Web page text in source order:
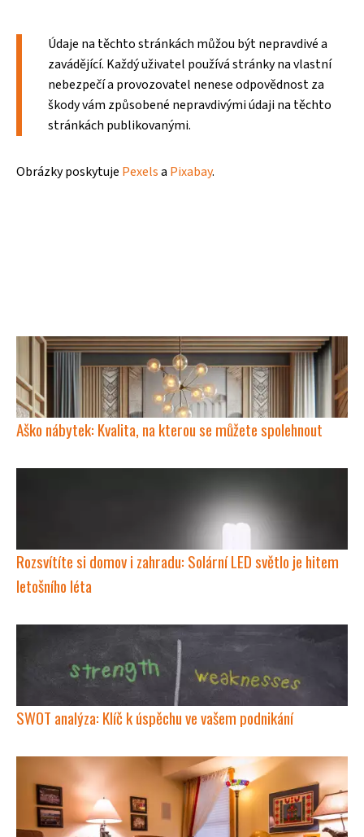
Údaje na těchto stránkách můžou být nepravdivé a
zavádějící. Každý uživatel používá stránky na vlastní
nebezpečí a provozovatel nenese odpovědnost za
škody vám způsobené nepravdivými údaji na těchto
stránkách publikovanými.
Obrázky poskytuje Pexelsa Pixabay.
Aško nábytek: Kvalita, na kterou se můžete spolehnout
Rozsvítíte si domov i zahradu: Solární LED světlo je hitem
letošního léta
SWOT analýza: Klíč k úspěchu ve vašem podnikání